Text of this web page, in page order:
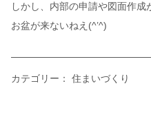
しかし、内部の申請や図面作成
お盆が来ないねえ(^’^)
カテゴリー： 住まいづくり